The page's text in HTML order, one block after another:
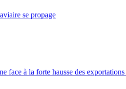
se propage
face à la forte hausse des